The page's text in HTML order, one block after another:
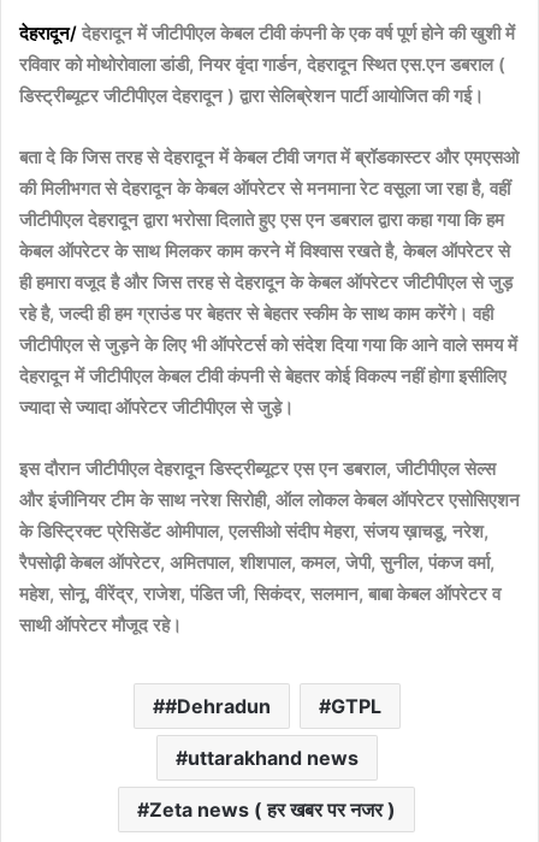
देहरादून/ देहरादून में जीटीपीएल केबल टीवी कंपनी के एक वर्ष पूर्ण होने की खुशी में
रविवार को मोथोरोवाला डांडी, नियर वृंदा गार्डन, देहरादून स्थित एस.एन डबराल (
डिस्ट्रीब्यूटर जीटीपीएल देहरादून ) द्वारा सेलिब्रेशन पार्टी आयोजित की गई।
बता दे कि जिस तरह से देहरादून में केबल टीवी जगत में ब्रॉडकास्टर और एमएसओ
की मिलीभगत से देहरादून के केबल ऑपरेटर से मनमाना रेट वसूला जा रहा है, वहीं
जीटीपीएल देहरादून द्वारा भरोसा दिलाते हुए एस एन डबराल द्वारा कहा गया कि हम
केबल ऑपरेटर के साथ मिलकर काम करने में विश्वास रखते है, केबल ऑपरेटर से
ही हमारा वजूद है और जिस तरह से देहरादून के केबल ऑपरेटर जीटीपीएल से जुड़
रहे है, जल्दी ही हम ग्राउंड पर बेहतर से बेहतर स्कीम के साथ काम करेंगे। वही
जीटीपीएल से जुड़ने के लिए भी ऑपरेटर्स को संदेश दिया गया कि आने वाले समय में
देहरादून में जीटीपीएल केबल टीवी कंपनी से बेहतर कोई विकल्प नहीं होगा इसीलिए
ज्यादा से ज्यादा ऑपरेटर जीटीपीएल से जुड़े।
इस दौरान जीटीपीएल देहरादून डिस्ट्रीब्यूटर एस एन डबराल, जीटीपीएल सेल्स
और इंजीनियर टीम के साथ नरेश सिरोही, ऑल लोकल केबल ऑपरेटर एसोसिएशन
के डिस्ट्रिक्ट प्रेसिडेंट ओमीपाल, एलसीओ संदीप मेहरा, संजय ख़ाचडू, नरेश,
रैपसोढ़ी केबल ऑपरेटर, अमितपाल, शीशपाल, कमल, जेपी, सुनील, पंकज वर्मा,
महेश, सोनू, वीरेंद्र, राजेश, पंडित जी, सिकंदर, सलमान, बाबा केबल ऑपरेटर व
साथी ऑपरेटर मौजूद रहे।
#Dehradun GTPL
uttarakhand news
Zeta news ( हर खबर पर नजर )